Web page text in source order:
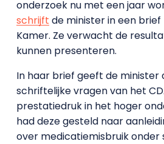
onderzoek nu met een jaar
schrijft de minister in een
Kamer. Ze verwacht de
kunnen presenteren.
In haar brief geeft de minister
schriftelijke vragen van het
prestatiedruk in het hoger
had deze gesteld naar
over medicatiemisbruik onder